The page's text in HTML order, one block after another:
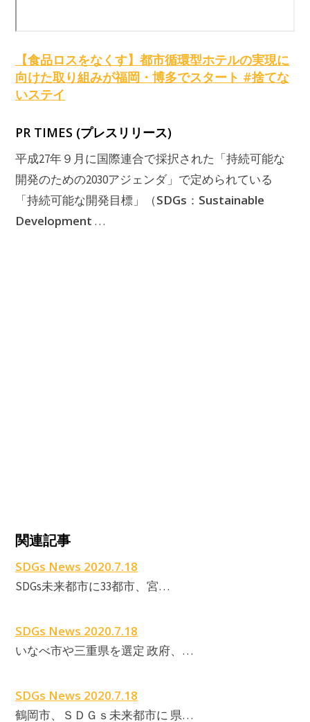
【食品ロスをなくす】都市循環型ホテルの実現に
向けた取り組みが福岡・博多でスタート #捨てな
いステイ
PR TIMES (プレスリリース)
平成27年９月に国際連合で採択された「持続可能な
開発のための2030アジェンダ」で定められている
「持続可能な開発目標」（SDGs ： Sustainable
Development …
関連記事
SDGs News 2020.7.18
SDGs未来都市に33都市、宮…
SDGs News 2020.7.18
いなべ市や三重県を選定 政府、…
SDGs News 2020.7.18
鶴岡市、ＳＤＧｓ未来都市に 県…